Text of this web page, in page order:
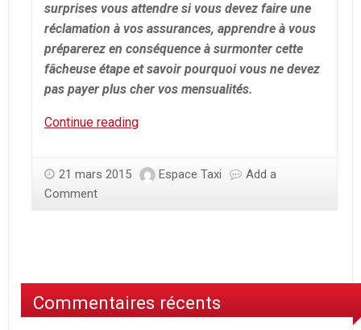
surprises vous attendre si vous devez faire une
réclamation à vos assurances, apprendre à vous
préparerez en conséquence à surmonter cette
fâcheuse étape et savoir pourquoi vous ne devez
pas payer plus cher vos mensualités.
Continue readingCe
devez
de
vos
21 mars 2015 Espace Taxi
Add a
Comment
Commentaires récents